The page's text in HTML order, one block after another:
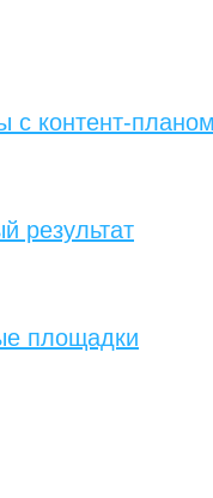
с контент-планом
результат
площадки